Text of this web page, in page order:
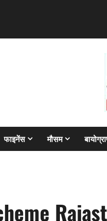
फाइनेंस मौसम